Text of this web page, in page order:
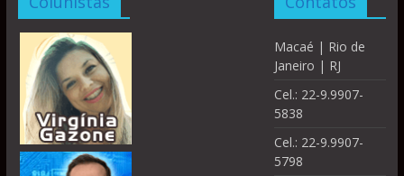
Macaé | Rio de
Janeiro | RJ
Cel.: 22-9.9907-
5838
Cel.: 22-9.9907-
5798